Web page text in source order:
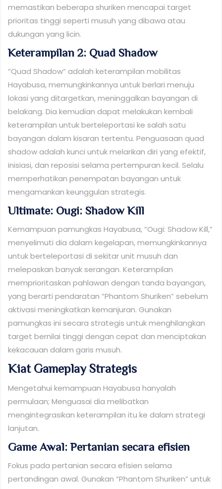
memastikan beberapa shuriken mencapai target
prioritas tinggi seperti musuh yang dibawa atau
dukungan yang licin.
Keterampilan 2: Quad Shadow
“Quad Shadow” adalah keterampilan mobilitas
Hayabusa, memungkinkannya untuk berlari menuju
lokasi yang ditargetkan, meninggalkan bayangan di
belakang. Dia kemudian dapat melakukan kembali
keterampilan untuk berteleportasi ke salah satu
bayangan dalam kisaran tertentu. Penguasaan quad
shadow adalah kunci untuk melarikan diri yang efektif,
inisiasi, dan reposisi selama pertempuran kecil. Selalu
memperhatikan penempatan bayangan untuk
mengamankan keunggulan strategis.
Ultimate: Ougi: Shadow Kill
Kemampuan pamungkas Hayabusa, “Ougi: Shadow Kill,”
menyelimuti dia dalam kegelapan, memungkinkannya
untuk berteleportasi di sekitar unit musuh dan
melepaskan banyak serangan. Keterampilan
memprioritaskan pahlawan dengan tanda bayangan,
yang berarti pendaratan “Phantom Shuriken” sebelum
aktivasi meningkatkan kemanjuran. Gunakan
pamungkas ini secara strategis untuk menghilangkan
target bernilai tinggi dengan cepat dan menciptakan
kekacauan dalam garis musuh.
Kiat Gameplay Strategis
Mengetahui kemampuan Hayabusa hanyalah
permulaan; Menguasai dia melibatkan
mengintegrasikan keterampilan itu ke dalam strategi
lanjutan.
Game Awal: Pertanian secara efisien
Fokus pada pertanian secara efisien selama
pertandingan awal. Gunakan “Phantom Shuriken” untuk